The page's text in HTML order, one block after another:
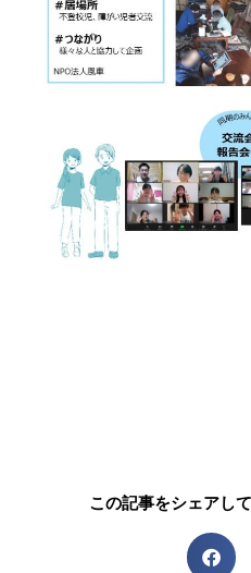
この記事をシェアし